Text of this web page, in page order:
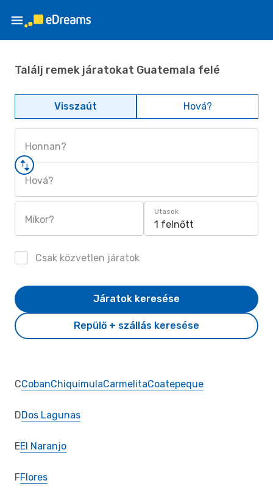
Találj remek járatokat Guatemala felé
Visszaút Hová?
Honnan?
Hová?
Mikor?
Utasok
1 felnőtt
Csak közvetlen járatok
Repülő + szállás keresése
Járatok keresése
CCobanChiquimulaCarmelitaCoatepeque
DDos Lagunas
EEl Naranjo
FFlores